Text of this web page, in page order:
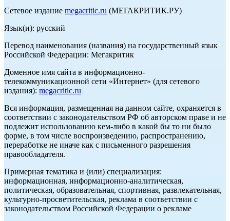
Сетевое издание megacritic.ru (МЕГАКРИТИК.РУ)
Язык(и): русский
Перевод наименования (названия) на государственный язык
Российской Федерации: Мегакритик
Доменное имя сайта в информационно-
телекоммуникационной сети «Интернет» (для сетевого
издания): megacritic.ru
Вся информация, размещенная на данном сайте, охраняется в
соответствии с законодательством РФ об авторском праве и не
подлежит использованию кем-либо в какой бы то ни было
форме, в том числе воспроизведению, распространению,
переработке не иначе как с письменного разрешения
правообладателя.
Примерная тематика и (или) специализация:
информационная, информационно-аналитическая,
политическая, образовательная, спортивная, развлекательная,
культурно-просветительская, реклама в соответствии с
законодательством Российской Федерации о рекламе